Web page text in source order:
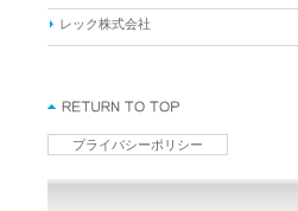
レック株式会社
プライバシーポリシー